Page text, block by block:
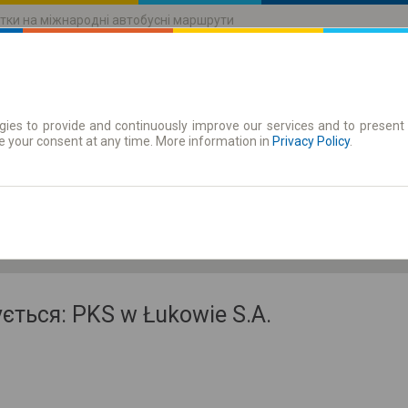
на міжнародні автобусні маршрути
Абонементи
PKS w Łukowie S.A.
to provide and continuously improve our services and to
your consent at any time. More information in Privacy Policy.